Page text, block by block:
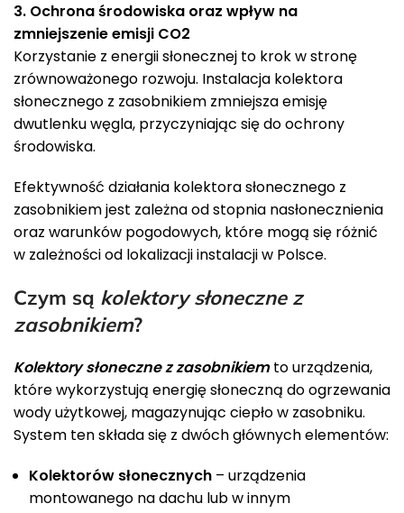
3. Ochrona środowiska oraz wpływ na
zmniejszenie emisji CO2
Korzystanie z energii słonecznej to krok w stronę
zrównoważonego rozwoju. Instalacja kolektora
słonecznego z zasobnikiem zmniejsza emisję
dwutlenku węgla, przyczyniając się do ochrony
środowiska.
Efektywność działania kolektora słonecznego z
zasobnikiem jest zależna od stopnia nasłonecznienia
oraz warunków pogodowych, które mogą się różnić
w zależności od lokalizacji instalacji w Polsce.
Czym są kolektory słoneczne z
zasobnikiem?
Kolektory słoneczne z zasobnikiemto urządzenia,
które wykorzystują energię słoneczną do ogrzewania
wody użytkowej, magazynując ciepło w zasobniku.
System ten składa się z dwóch głównych elementów:
Kolektorów słonecznych – urządzenia
montowanego na dachu lub w innym